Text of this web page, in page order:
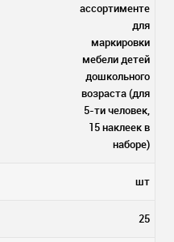
ассортименте
для
маркировки
мебели детей
дошкольного
возраста (для
5-ти человек,
15 наклеек в
наборе)
шт
25